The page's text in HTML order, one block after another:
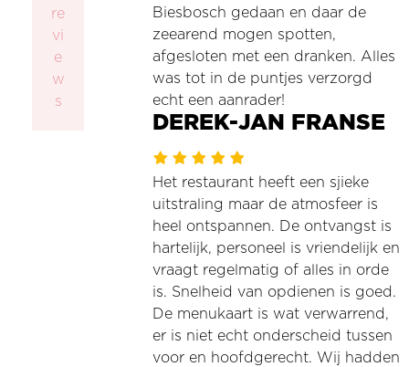
re
vi
e
w
s
Biesbosch gedaan en daar de
zeearend mogen spotten,
afgesloten met een dranken. Alles
was tot in de puntjes verzorgd
echt een aanrader!
DEREK-JAN FRANSE
Het restaurant heeft een sjieke
uitstraling maar de atmosfeer is
heel ontspannen. De ontvangst is
hartelijk, personeel is vriendelijk en
vraagt regelmatig of alles in orde
is. Snelheid van opdienen is goed.
De menukaart is wat verwarrend,
er is niet echt onderscheid tussen
voor en hoofdgerecht. Wij hadden